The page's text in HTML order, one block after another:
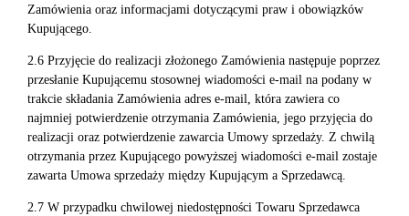
Zamówienia oraz informacjami dotyczącymi praw i obowiązków
Kupującego.
2.6 Przyjęcie do realizacji złożonego Zamówienia następuje poprzez
przesłanie Kupującemu stosownej wiadomości e-mail na podany w
trakcie składania Zamówienia adres e-mail, która zawiera co
najmniej potwierdzenie otrzymania Zamówienia, jego przyjęcia do
realizacji oraz potwierdzenie zawarcia Umowy sprzedaży. Z chwilą
otrzymania przez Kupującego powyższej wiadomości e-mail zostaje
zawarta Umowa sprzedaży między Kupującym a Sprzedawcą.
2.7 W przypadku chwilowej niedostępności Towaru Sprzedawca